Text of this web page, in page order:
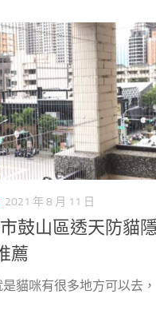
2021 年 8 月 11 日
鼓山區透天防貓
薦
貓咪有很多地方可以去